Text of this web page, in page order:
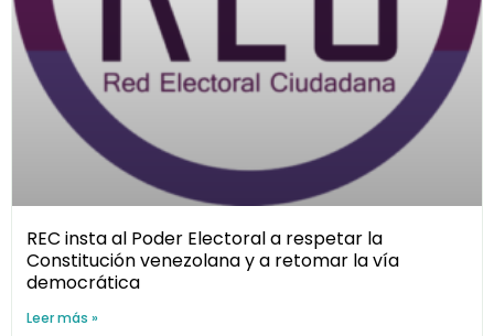
REC insta al Poder Electoral a respetar la
Constitución venezolana y a retomar la vía
democrática
Leer más »